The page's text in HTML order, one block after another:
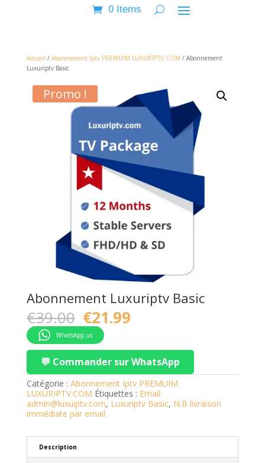
0 Items
Accueil / Abonnement Iptv PREMUIM LUXURIPTV.COM / Abonnement
Luxuriptv Basic
Promo !
Abonnement Luxuriptv Basic
€39.00 Original
price
was:
€39.00.
€21.99Current
price
€21.99.
WhatsApp us
💬 Commander sur WhatsApp
Catégorie : Abonnement Iptv PREMUIM
LUXURIPTV.COM Étiquettes : Email:
admin@luxuiptv.com, Luxuriptv Basic, N.B livraison
immédiate par email
Description